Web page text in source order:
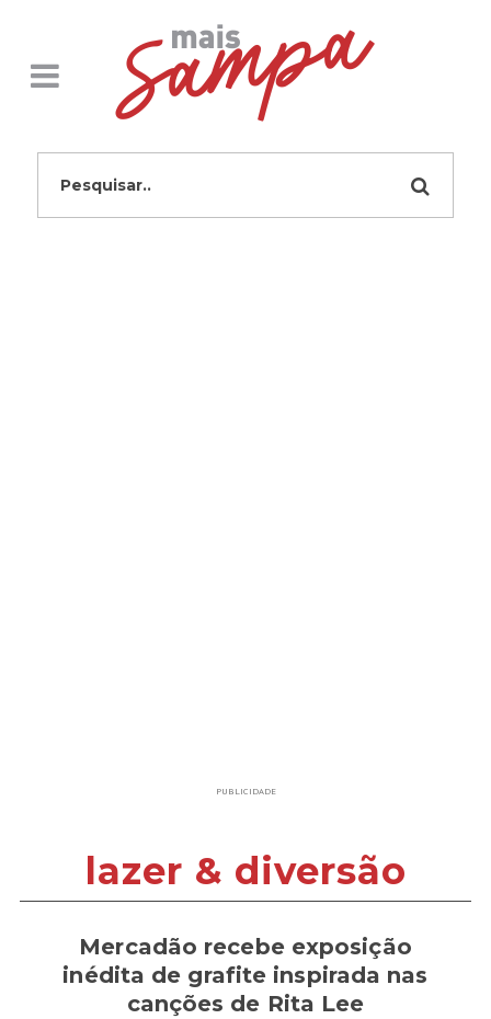
PUBLICIDADE
lazer & diversão
Mercadão recebe exposição
inédita de grafite inspirada nas
canções de Rita Lee